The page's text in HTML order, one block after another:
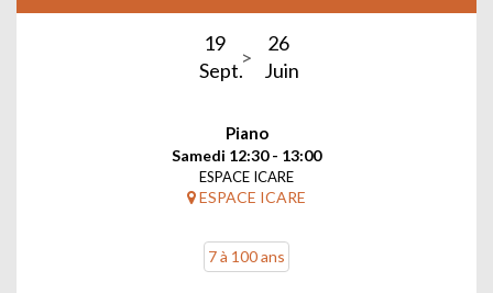
19
Sept.
26
Juin
Piano
Samedi 12:30 - 13:00
ESPACE ICARE
ESPACE ICARE
7 à 100 ans